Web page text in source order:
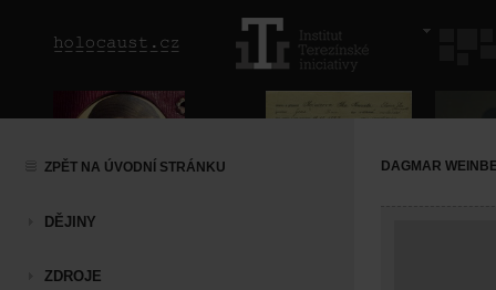
ZPĚT NA ÚVODNÍ STRÁNKU
DĚJINY
ZDROJE
DAGMAR